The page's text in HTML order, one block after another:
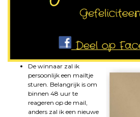
De winnaar zal ik
persoonlijk een mailtje
sturen. Belangrijk is om
binnen 48 uur te
reageren op de mail,
anders zal ik een nieuwe